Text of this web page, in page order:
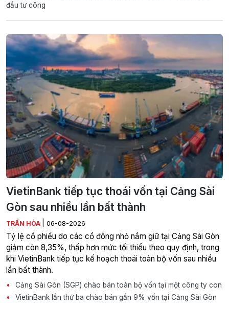
đầu tư công
VietinBank tiếp tục thoái vốn tại Cảng Sài
Gòn sau nhiều lần bất thành
TRẦN HÒA 06-08-2026
Tỷ lệ cổ phiếu do các cổ đông nhỏ nắm giữ tại Cảng Sài Gòn
giảm còn 8,35%, thấp hơn mức tối thiểu theo quy định, trong
khi VietinBank tiếp tục kế hoạch thoái toàn bộ vốn sau nhiều
lần bất thành.
Cảng Sài Gòn (SGP) chào bán toàn bộ vốn tại một công ty con
VietinBank lần thứ ba chào bán gần 9% vốn tại Cảng Sài Gòn